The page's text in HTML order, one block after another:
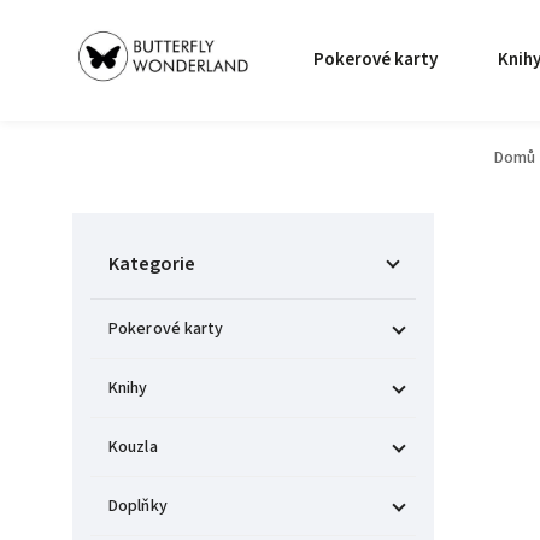
Pokerové karty Knihy
Domů
Kategorie
Pokerové karty
Knihy
Kouzla
Doplňky